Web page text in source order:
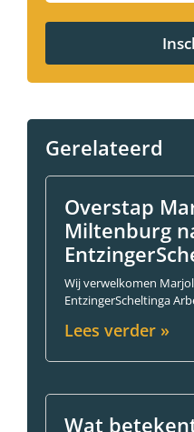
Gerelateerd
Overstap
Miltenburg
Wij verwelkomen
EntzingerScheltinga
Lees verder »
Wat